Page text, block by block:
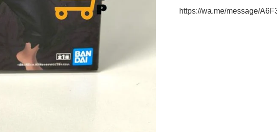
https://wa.me/message/